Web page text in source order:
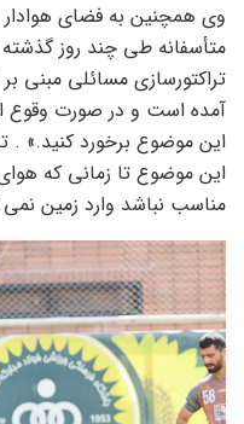
وی همچنین به فضای هوادار
متأسفانه طی چند روز
تراکتورسازی مسائلی مبنی
آمده است و در صورت وقوع
این موضوع برخورد کنید.»
این موضوع تا زمانی که
مناسب نباشد وارد زمین